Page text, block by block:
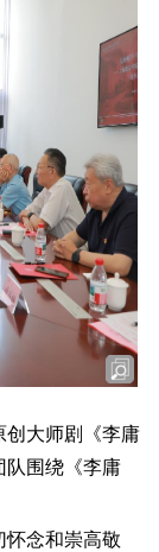
创大师剧《李庸
队围绕《李庸
怀念和崇高敬